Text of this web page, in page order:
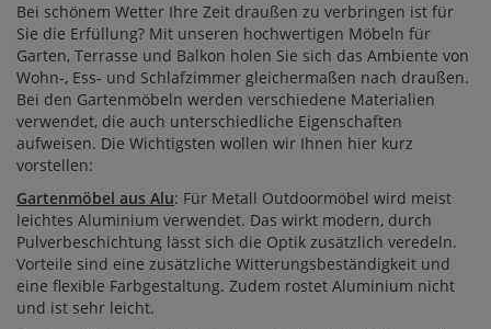
Bei schönem Wetter Ihre Zeit draußen zu verbringen ist für
Sie die Erfüllung? Mit unseren hochwertigen Möbeln für
Garten, Terrasse und Balkon holen Sie sich das Ambiente von
Wohn-, Ess- und Schlafzimmer gleichermaßen nach draußen.
Bei den Gartenmöbeln werden verschiedene Materialien
verwendet, die auch unterschiedliche Eigenschaften
aufweisen. Die Wichtigsten wollen wir Ihnen hier kurz
vorstellen:
Gartenmöbel aus Alu: Für Metall Outdoormöbel wird meist
leichtes Aluminium verwendet. Das wirkt modern, durch
Pulverbeschichtung lässt sich die Optik zusätzlich veredeln.
Vorteile sind eine zusätzliche Witterungsbeständigkeit und
eine flexible Farbgestaltung. Zudem rostet Aluminium nicht
und ist sehr leicht.